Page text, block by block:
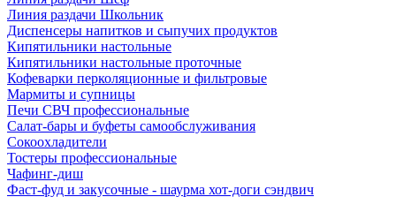
Линия раздачи Школьник
Диспенсеры напитков и сыпучих продуктов
Кипятильники настольные
Кипятильники настольные проточные
Кофеварки перколяционные и фильтровые
Мармиты и супницы
Печи СВЧ профессиональные
Салат-бары и буфеты самообслуживания
Сокоохладители
Тостеры профессиональные
Чафинг-диш
Фаст-фуд и закусочные - шаурма хот-доги сэндвич